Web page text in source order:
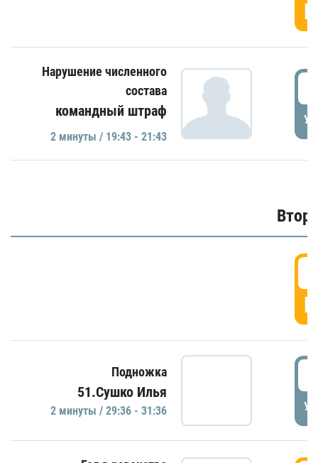
Нарушение численного
состава
командный штраф
2 минуты / 19:43 - 21:43
Подножка
51.Сушко Илья
2 минуты / 29:36 - 31:36